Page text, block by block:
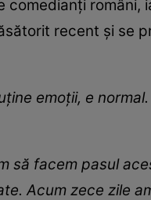
români,
recent și se
emoții, e
să facem pasul
Acum zece zile